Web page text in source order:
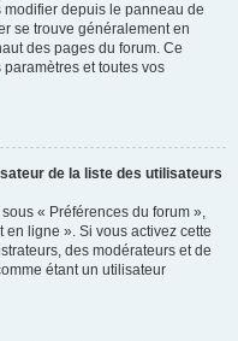
depuis le panneau de
se trouve généralement en
des pages du forum. Ce
et toutes vos
de la liste des utilisateurs
« Préférences du forum »,
en ligne ». Si vous activez cette
des modérateurs et de
étant un utilisateur